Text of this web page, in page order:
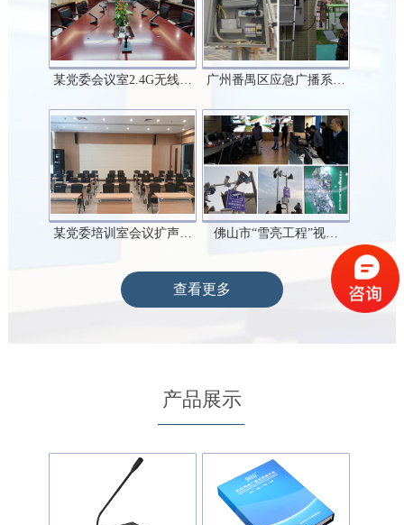
某党委会议室2.4G无线… 广州番禺区应急广播系…
某党委培训室会议扩声… 佛山市“雪亮工程”视…
查看更多
产品展示